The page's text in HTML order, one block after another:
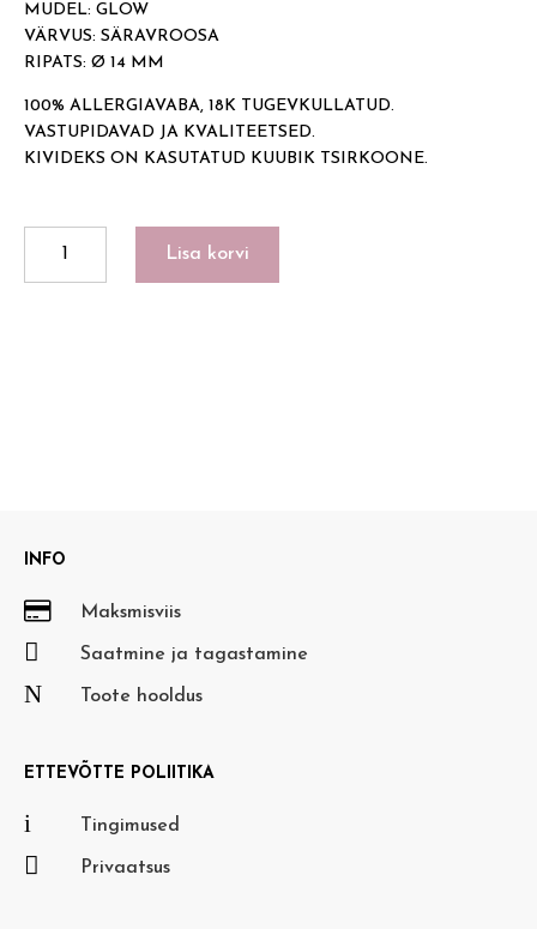
MUDEL: GLOW
VÄRVUS: SÄRAVROOSA
RIPATS: Ø 14 MM
100% ALLERGIAVABA, 18K TUGEVKULLATUD.
VASTUPIDAVAD JA KVALITEETSED.
KIVIDEKS ON KASUTATUD KUUBIK TSIRKOONE.
Lisa korvi
INFO
 Maksmisviis
 Saatmine ja tagastamine
N Toote hooldus
ETTEVÕTTE POLIITIKA
i Tingimused
 Privaatsus